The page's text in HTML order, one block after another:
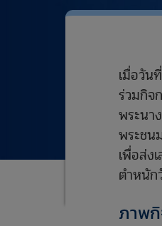
เมื่อวัน
ร่วมกิจ
พระนา
พระชน
เพื่อส่ง
ตำหนัก
ภาพ